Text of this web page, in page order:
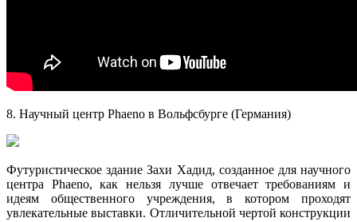
8. Научный центр Phaeno в Вольфсбурге (Германия)
Футуристическое здание Захи Хадид, созданное для научного
центра Phaeno, как нельзя лучше отвечает требованиям и
идеям общественного учреждения, в котором проходят
увлекательные выставки. Отличительной чертой конструкции